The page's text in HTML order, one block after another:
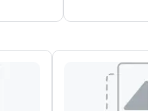
monde. Découvrez